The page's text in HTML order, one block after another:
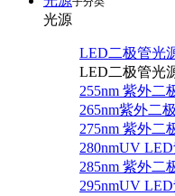
光源
LED二极管光
LED二极管光
255nm 紫外二
265nm紫外二
275nm 紫外二
280nmUV
285nm 紫外二
295nmUV